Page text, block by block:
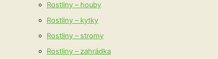
Rostliny – houby
Rostliny – kytky
Rostliny – stromy
Rostliny – zahrádka